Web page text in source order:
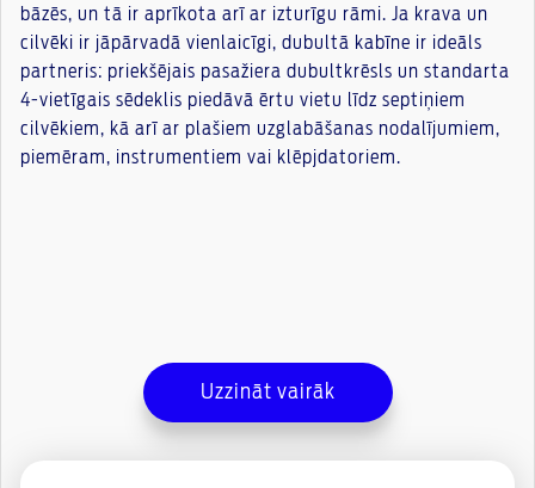
bāzēs, un tā ir aprīkota arī ar izturīgu rāmi. Ja krava un
cilvēki ir jāpārvadā vienlaicīgi, dubultā kabīne ir ideāls
partneris: priekšējais pasažiera dubultkrēsls un standarta
4-vietīgais sēdeklis piedāvā ērtu vietu līdz septiņiem
cilvēkiem, kā arī ar plašiem uzglabāšanas nodalījumiem,
piemēram, instrumentiem vai klēpjdatoriem.
Uzzināt vairāk